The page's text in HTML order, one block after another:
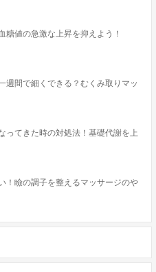
糖値の急激な上昇を抑えよう！
週間で細くできる？むくみ取りマッ
ってきた時の対処法！基礎代謝を上
！瞼の調子を整えるマッサージのや